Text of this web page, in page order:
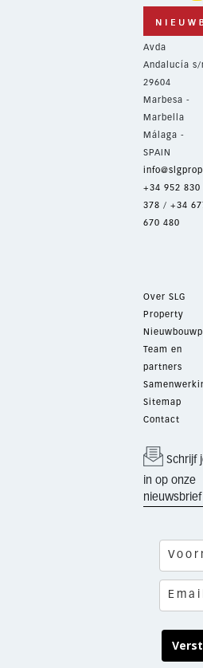
Avda
Andalucía s/
29604
Marbesa -
Marbella
Málaga -
SPAIN
+34 952 830
378 / +34
670 480
Over SLG
Property
Team en
partners
Sitemap
Contact
Schrijf
in op onze
nieuwsbrief